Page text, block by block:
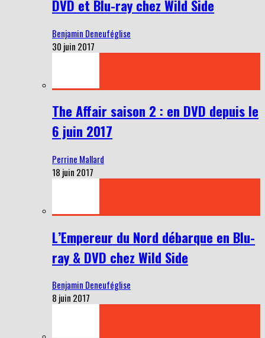
DVD et Blu-ray chez Wild Side
Benjamin Deneuféglise
30 juin 2017
The Affair saison 2 : en DVD depuis le
6 juin 2017
Perrine Mallard
18 juin 2017
L’Empereur du Nord débarque en Blu-
ray & DVD chez Wild Side
Benjamin Deneuféglise
8 juin 2017